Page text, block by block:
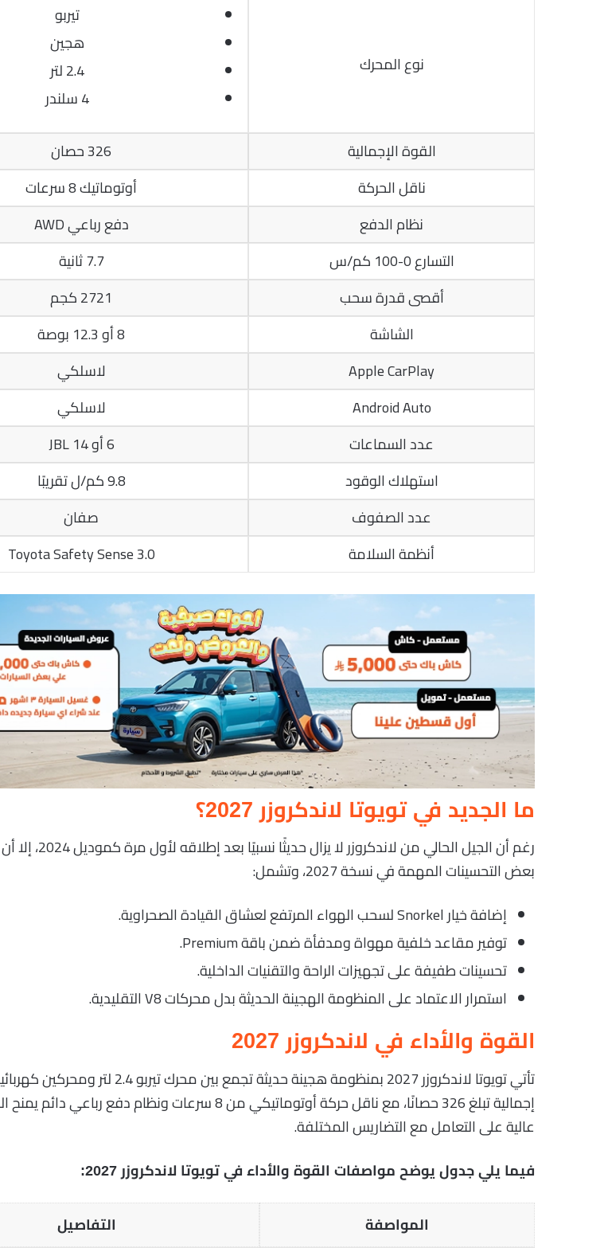
نوع المحرك
تيربو
هجين
2.4 لتر
4 سلندر
القوة الإجمالية
326 حصان
ناقل الحركة
أوتوماتيك 8 سرعات
نظام الدفع
دفع رباعي AWD
التسارع 0-100 كم/س
7.7 ثانية
أقصى قدرة سحب
2721 كجم
الشاشة
8 أو 12.3 بوصة
Apple CarPlay
لاسلكي
Android Auto
لاسلكي
عدد السماعات
6 أو 14 JBL
استهلاك الوقود
9.8 كم/ل تقريبًا
عدد الصفوف
صفان
أنظمة السلامة
Toyota Safety Sense 3.0
ما الجديد في تويوتا لاندكروزر 2027؟
رغم أن الجيل الحالي من
بعض التحسينات المهمة في نسخة 2027، وتشمل:
إضافة خيار Snorkel لسحب الهواء المرتفع لعشاق القيادة الصحراوية.
توفير مقاعد خلفية مهواة ومدفأة ضمن باقة Premium.
تحسينات طفيفة على تجهيزات الراحة والتقنيات الداخلية.
استمرار الاعتماد على المنظومة الهجينة الحديثة بدل محركات V8 التقليدية.
القوة والأداء في لاندكروزر 2027
تأتي تويوتا لاندكروزر 2027 بمنظومة هجينة حديثة تجمع بين
إجمالية تبلغ 326 حصانًا، مع ناقل حركة أوتوماتيكي من 8 سرعات ونظام دفع
عالية على التعامل مع التضاريس المختلفة.
فيما يلي جدول يوضح مواصفات القوة والأداء في تويوتا لاندكروزر 2027:
المواصفة التفاصيل